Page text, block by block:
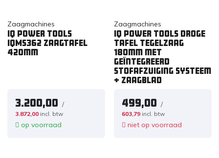
Zaagmachines
IQ Power Tools
iQMS362 zaagtafel
420mm
3.200,00 /
3.872,00 incl. btw
op voorraad
Zaagmachines
IQ Power Tools Droge
tafel tegelzaag
180mm met
geïntegreerd
stofafzuiging systeem
+ zaagblad
499,00 /
603,79 incl. btw
niet op voorraad